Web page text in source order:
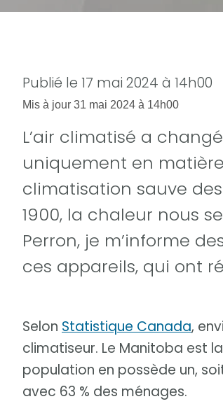
Publié le 17 mai 2024 à 14h00
Mis à jour 31 mai 2024 à 14h00
L’air climatisé a
uniquement en
climatisation sauve
1900, la chaleur nous
Perron, je m’informe
ces appareils, qui ont
Selon Statistique Canada,
climatiseur. Le Manitoba est
population en possède un,
avec 63 % des ménages.